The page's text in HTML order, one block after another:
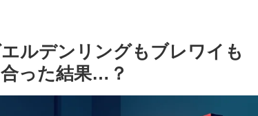
ルデンリングもブレワイも
った結果…？